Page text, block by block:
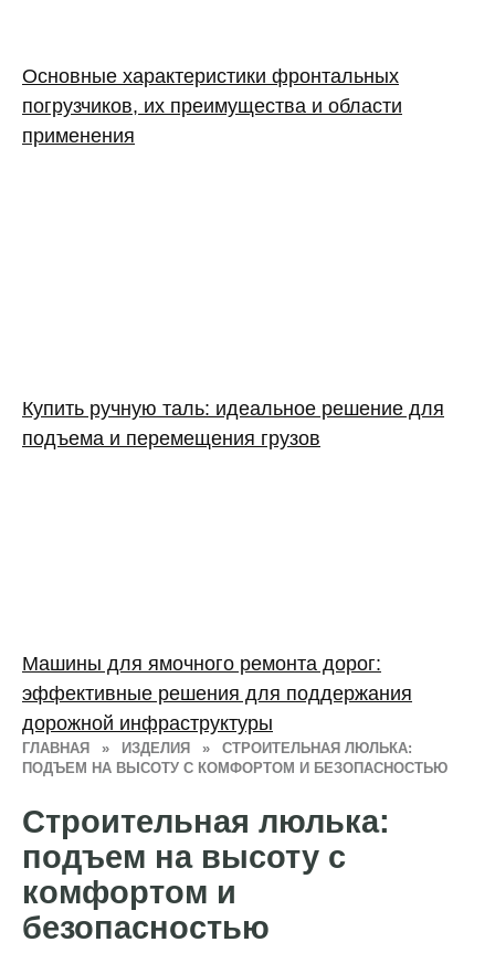
ГЛАВНАЯ » ИЗДЕЛИЯ »
СТРОИТЕЛЬНАЯ ЛЮЛЬКА:
ПОДЪЕМ НА ВЫСОТУ С КОМФОРТОМ И БЕЗОПАСНОСТЬЮ
Строительная люлька:
подъем на высоту с
комфортом и
безопасностью
Основные характеристики фронтальных
погрузчиков, их преимущества и области
применения
Купить ручную таль: идеальное решение для
подъема и перемещения грузов
Машины для ямочного ремонта дорог:
эффективные решения для поддержания
дорожной инфраструктуры